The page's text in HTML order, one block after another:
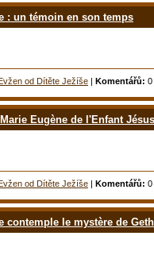
: un témoin en son temps
od Dítěte Ježíše | Komentářů: 0
Eugène de l'Enfant Jésus
od Dítěte Ježíše | Komentářů: 0
contemple le mystère de